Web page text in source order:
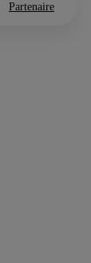
Partenaire